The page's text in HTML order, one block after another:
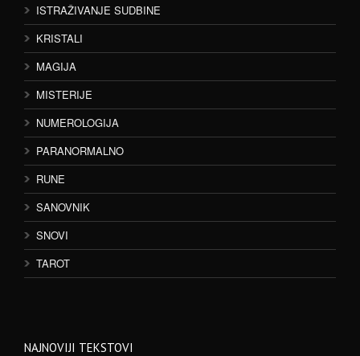
ISTRAŽIVANJE SUDBINE
KRISTALI
MAGIJA
MISTERIJE
NUMEROLOGIJA
PARANORMALNO
RUNE
SANOVNIK
SNOVI
TAROT
NAJNOVIJI TEKSTOVI